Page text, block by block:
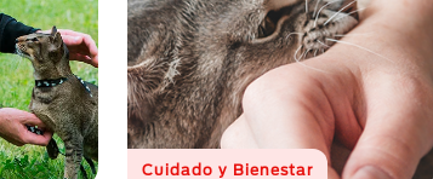
Cuidado y Bienestar